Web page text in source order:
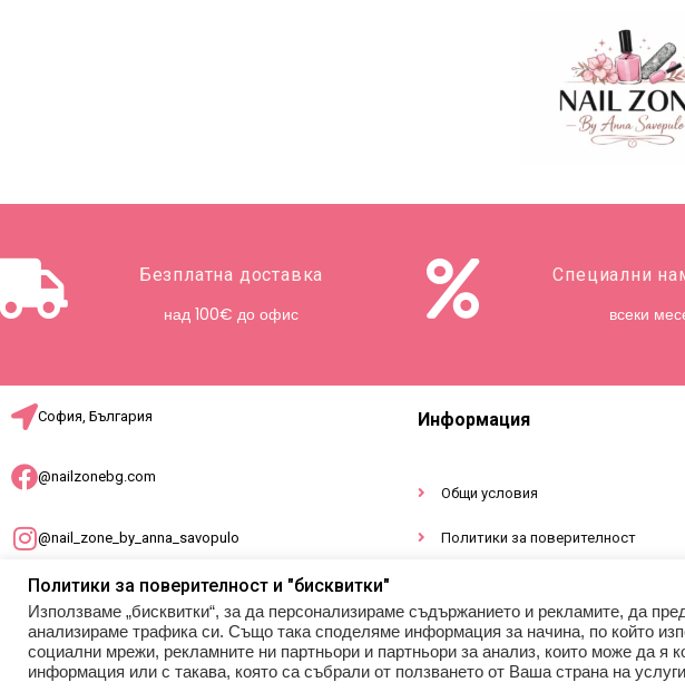
Безплатна доставка
над 100€ до офис
Специални
всеки
София, България
@nailzonebg.com
@nail_zone_by_anna_savopulo
office@nailzonebg.com
+359 887 941 948
Информация
Общи условия
Политики за поверителност
Политики за поверителност и "бисквитки"
Използваме „бисквитки“, за да персонализираме съдържанието и рекламите, да
анализираме трафика си. Също така споделяме информация за начина, по който
социални мрежи, рекламните ни партньори и партньори за анализ, които може да я
информация или с такава, която са събрали от ползването от Ваша страна на